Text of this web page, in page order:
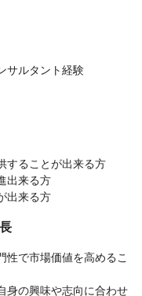
サルタント経験
することが出来る方
出来る方
出来る方
性で市場価値を高めるこ
身の興味や志向に合わせ